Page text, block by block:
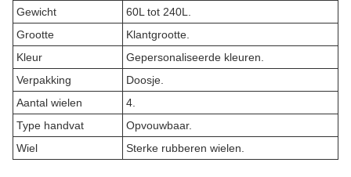
Gewicht
60L tot 240L.
Grootte
Klantgrootte.
Kleur
Gepersonaliseerde kleuren.
Verpakking
Doosje.
Aantal wielen
4.
Type handvat
Opvouwbaar.
Wiel
Sterke rubberen wielen.